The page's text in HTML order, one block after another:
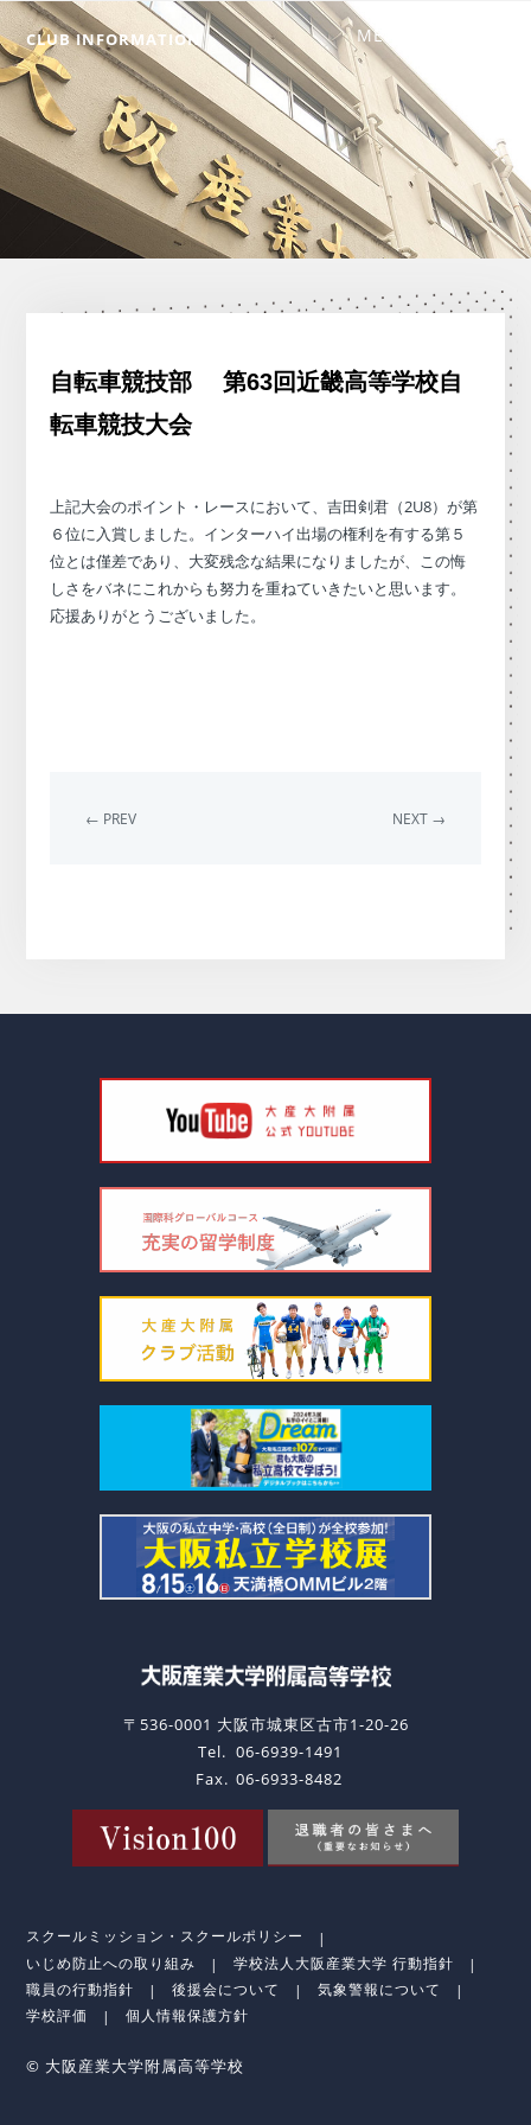
CLUB INFORMATION
自転車競技部 第63回近畿高等学校自
転車競技大会
上記大会のポイント・レースにおいて、吉田剣君（2U8）が第
６位に入賞しました。インターハイ出場の権利を有する第５
位とは僅差であり、大変残念な結果になりましたが、この悔
しさをバネにこれからも努力を重ねていきたいと思います。
応援ありがとうございました。
← PREV NEXT →
〒536-0001 大阪市城東区古市1-20-26
Tel. 06-6939-1491
Fax. 06-6933-8482
スクールミッション・スクールポリシー
いじめ防止への取り組み
学校法人大阪産業大学 行動指針
職員の行動指針
後援会について
気象警報について
学校評価
個人情報保護方針
© 大阪産業大学附属高等学校